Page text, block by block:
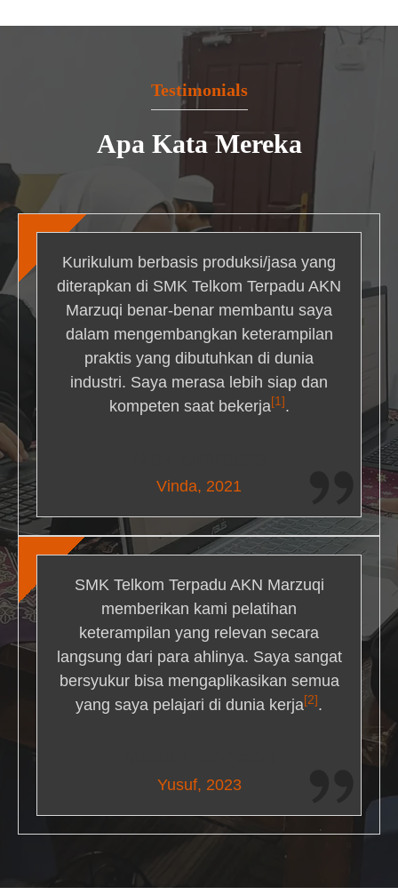
Testimonials
Apa Kata Mereka
Kurikulum berbasis produksi/jasa yang
diterapkan di SMK Telkom Terpadu AKN
Marzuqi benar-benar membantu saya
dalam mengembangkan keterampilan
praktis yang dibutuhkan di dunia
industri. Saya merasa lebih siap dan
kompeten saat bekerja[1] .
Vinda, 2021
SMK Telkom Terpadu AKN Marzuqi
memberikan kami pelatihan
keterampilan yang relevan secara
langsung dari para ahlinya. Saya sangat
bersyukur bisa mengaplikasikan semua
yang saya pelajari di dunia kerja[2] .
Yusuf, 2023